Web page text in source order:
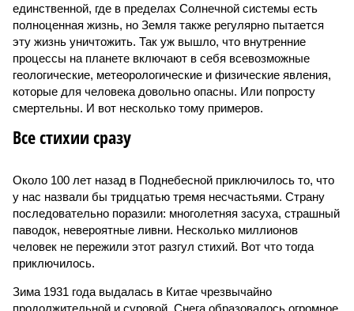
единственной, где в пределах Солнечной системы есть
полноценная жизнь, но Земля также регулярно пытается
эту жизнь уничтожить. Так уж вышло, что внутренние
процессы на планете включают в себя всевозможные
геологические, метеорологические и физические явления,
которые для человека довольно опасны. Или попросту
смертельны. И вот несколько тому примеров.
Все стихии сразу
Около 100 лет назад в Поднебесной приключилось то, что
у нас назвали бы тридцатью тремя несчастьями. Страну
последовательно поразили: многолетняя засуха, страшный
паводок, невероятные ливни. Несколько миллионов
человек не пережили этот разгул стихий. Вот что тогда
приключилось.
Зима 1931 года выдалась в Китае чрезвычайно
продолжительной и суровой. Снега образовалось огромное